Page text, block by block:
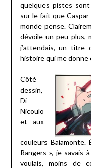
quelques pistes
sur le fait que
monde pense.
dévoile un peu plus,
j’attendais, un titre
histoire qui me donne
Côté
dessin,
Di
Nicoulo
et aux
couleurs
Rangers », je savais
voulais, moins de